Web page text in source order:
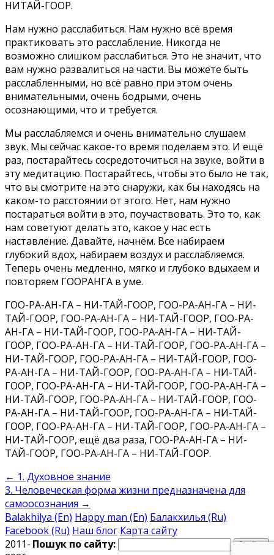
НИТАЙ-ГООР.
Нам нужно расслабиться. Нам нужно всё время
практиковать это расслабление. Никогда не
возможно слишком расслабиться. Это не значит, что
вам нужно развалиться на части. Вы можете быть
расслабленными, но всё равно при этом очень
внимательными, очень бодрыми, очень
осознающими, что и требуется.
Мы расслабляемся и очень внимательно слушаем
звук. Мы сейчас какое-то время поделаем это. И ещё
раз, постарайтесь сосредоточиться на звуке, войти в
эту медитацию. Постарайтесь, чтобы это было не так,
что вы смотрите на это снаружи, как бы находясь на
каком-то расстоянии от этого. Нет, нам нужно
постараться войти в это, поучаствовать. Это то, как
нам советуют делать это, какое у нас есть
наставление. Давайте, начнём. Все набираем
глубокий вдох, набираем воздух и расслабляемся.
Теперь очень медленно, мягко и глубоко вдыхаем и
повторяем ГООРАНГА в уме.
ГОО-РА-АН-ГА – НИ-ТАЙ-ГООР, ГОО-РА-АН-ГА – НИ-
ТАЙ-ГООР, ГОО-РА-АН-ГА – НИ-ТАЙ-ГООР, ГОО-РА-
АН-ГА – НИ-ТАЙ-ГООР, ГОО-РА-АН-ГА – НИ-ТАЙ-
ГООР, ГОО-РА-АН-ГА – НИ-ТАЙ-ГООР, ГОО-РА-АН-ГА –
НИ-ТАЙ-ГООР, ГОО-РА-АН-ГА – НИ-ТАЙ-ГООР, ГОО-
РА-АН-ГА – НИ-ТАЙ-ГООР, ГОО-РА-АН-ГА – НИ-ТАЙ-
ГООР, ГОО-РА-АН-ГА – НИ-ТАЙ-ГООР, ГОО-РА-АН-ГА –
НИ-ТАЙ-ГООР, ГОО-РА-АН-ГА – НИ-ТАЙ-ГООР, ГОО-
РА-АН-ГА – НИ-ТАЙ-ГООР, ГОО-РА-АН-ГА – НИ-ТАЙ-
ГООР, ГОО-РА-АН-ГА – НИ-ТАЙ-ГООР, ГОО-РА-АН-ГА –
НИ-ТАЙ-ГООР, ещё два раза, ГОО-РА-АН-ГА – НИ-
ТАЙ-ГООР, ГОО-РА-АН-ГА – НИ-ТАЙ-ГООР.
← 1. Духовное знание
3. Человеческая форма жизни предназначена для
самоосознания →
Balakhilya (En) Happy man (En) Балакхилья (Ru)
Facebook (Ru) Наш блог Карта сайту
Пошук по сайту:
2011-